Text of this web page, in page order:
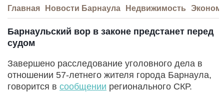
Главная Новости Барнаула Недвижимость
Барнаульский вор в законе предстанет перед
судом
Завершено расследование уголовного дела в
отношении 57-летнего жителя города Барнаула,
говорится в сообщении регионального СКР.